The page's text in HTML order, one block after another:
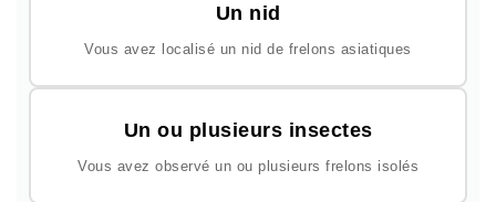
Un nid
Vous avez localisé un nid de frelons asiatiques
Un ou plusieurs insectes
Vous avez observé un ou plusieurs frelons isolés